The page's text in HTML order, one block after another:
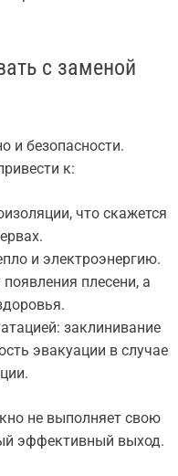
с заменой
и безопасности.
к:
что скажется
и электроэнергию.
плесени, а
заклинивание
эвакуации в случае
не выполняет свою
эффективный выход.